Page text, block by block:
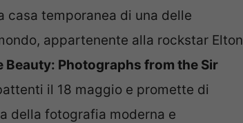
casa temporanea di una delle
appartenente alla rockstar Elton
Beauty: Photographs from the Sir
il 18 maggio e promette di
della fotografia moderna e